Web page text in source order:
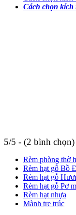
Cách chọn
5/5 - (2 bình chọn)
Rèm phòng thờ
Rèm hạt gỗ Bồ
Rèm hạt gỗ
Rèm hạt gỗ Pơ
Rèm hạt nhựa
Mành tre trúc